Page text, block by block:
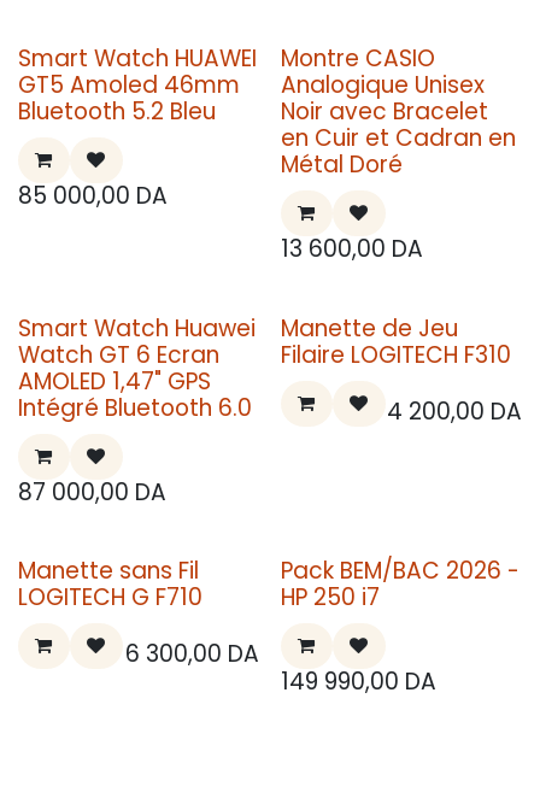
Smart Watch HUAWEI
GT5 Amoled 46mm
Bluetooth 5.2 Bleu
85 000,00 DA
Montre CASIO
Analogique Unisex
Noir avec Bracelet
en Cuir et Cadran en
Métal Doré
13 600,00 DA
Smart Watch Huawei
Watch GT 6 Ecran
AMOLED 1,47" GPS
Intégré Bluetooth 6.0
87 000,00 DA
Manette de Jeu
Filaire LOGITECH F310
4 200,00 DA
Manette sans Fil
LOGITECH G F710
6 300,00 DA
Pack BEM/BAC 2026 -
HP 250 i7
149 990,00 DA